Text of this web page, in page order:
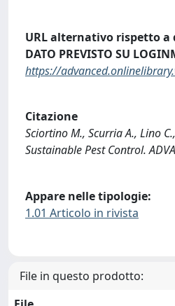
URL alternativo rispetto
DATO PREVISTO SU
https://
Citazione
Sciortino M., Scurria A., Lino
Sustainable Pest Control.
Appare nelle tipologie:
1.01 Articolo in rivista
File in questo prodotto: